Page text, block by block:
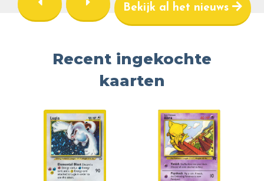
Bekijk al het nieuws
Recent ingekochte
kaarten